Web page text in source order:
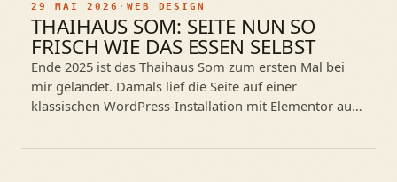
29 MAI 2026 · WEB DESIGN
THAIHAUS SOM: SEITE NUN SO
FRISCH WIE DAS ESSEN SELBST
Ende 2025 ist das Thaihaus Som zum ersten Mal bei
mir gelandet. Damals lief die Seite auf einer
klassischen WordPress-Installation mit Elementor aus